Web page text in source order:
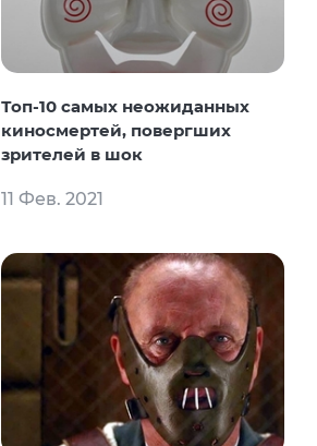
Топ-10 самых неожиданных
киносмертей, повергших
зрителей в шок
11 Фев. 2021